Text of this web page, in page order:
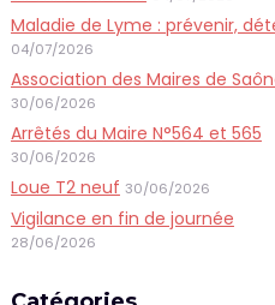
Maladie de Lyme : prévenir,
04/07/2026
Association des Maires de
30/06/2026
Arrêtés du Maire N°564 et 565
30/06/2026
Loue T2 neuf 30/06/2026
Vigilance en fin de journée
28/06/2026